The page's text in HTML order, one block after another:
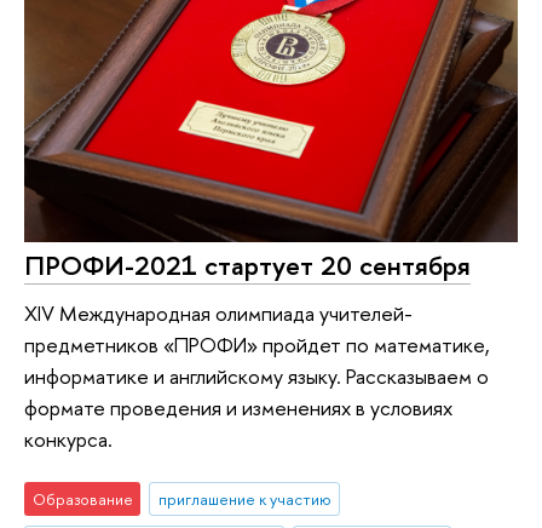
ПРОФИ-2021 стартует 20 сентября
XIV Международная олимпиада учителей-
предметников «ПРОФИ» пройдет по математике,
информатике и английскому языку. Рассказываем о
формате проведения и изменениях в условиях
конкурса.
Образование
приглашение к участию